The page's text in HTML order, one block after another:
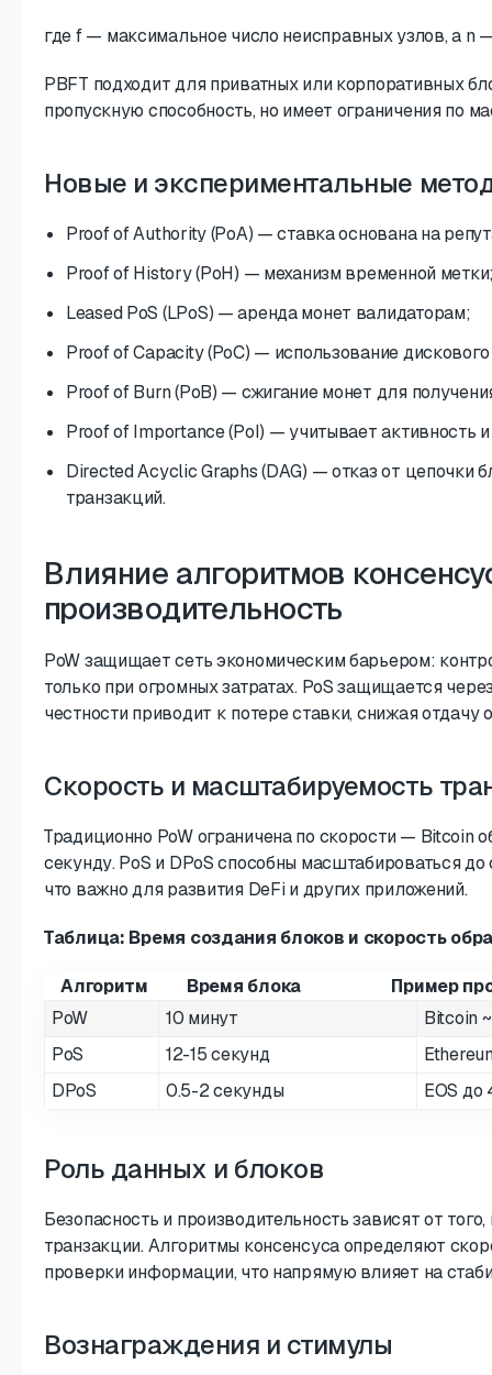
гдеf— максимальное число неисправных узлов, а n—
PBFT подходит для приватных или корпоративных
пропускную способность, но имеет ограничения по
Новые и экспериментальные
Proof of Authority (PoA) — ставка основана на
Proof of History (PoH) — механизм временной
Leased PoS (LPoS) — аренда монет валидаторам;
Proof of Capacity (PoC) — использование
Proof of Burn (PoB) — сжигание монет для
Proof of Importance (PoI) — учитывает активность и
Directed Acyclic Graphs (DAG) — отказ от цепочки
транзакций.
Влияние алгоритмов
производительность
PoW защищает сеть экономическим барьером:
только при огромных затратах. PoS защищается
честности приводит к потере ставки, снижая отдачу
Скорость и масштабируемость
Традиционно PoW ограничена по скорости — Bitcoin
секунду. PoS и DPoS способны масштабироваться
что важно для развития DeFi и других приложений.
Таблица: Время создания блоков и скорость
Алгоритм Время блока
Пример
PoW
10 минут
Bitcoin
PoS
12-15 секунд
DPoS
0.5-2 секунды EOS
Роль данных и блоков
Безопасность и производительность зависят от
транзакции. Алгоритмы консенсуса определяют
проверки информации, что напрямую влияет на
Вознаграждения и стимулы